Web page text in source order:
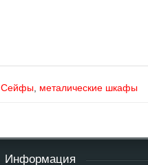
Сейфы металические шкафы
Информация